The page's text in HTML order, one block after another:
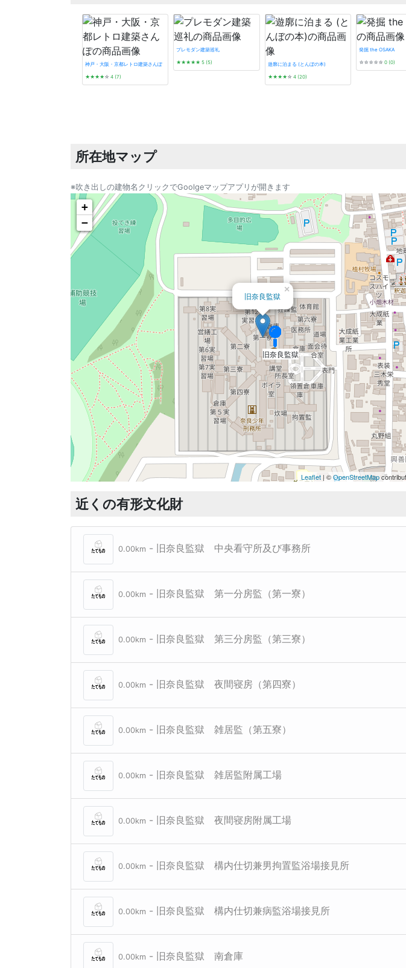
神戸・大阪・京都レトロ建築さんぽ
★★★★☆ 4 (7)
プレモダン建築巡礼
★★★★★ 5 (5) 遊廓に泊まる (とんぼの本)
★★★★☆ 4 (20)
発掘 the OSAKA
☆☆☆☆☆ 0 (0)
所在地マップ
※吹き出しの建物名クリックでGoolgeマップアプリが開きます
旧奈良監獄
旧奈良監獄
旧奈良監獄
旧奈良監獄
旧奈良監獄
旧奈良監獄
旧奈良監獄
旧奈良監獄
旧奈良監獄
旧奈良監獄
旧奈良監獄
×
+
−
Leaflet | ©OpenStreetMap
近くの有形文化財
0.00km - 旧奈良監獄 中央看守所及び事務所
0.00km - 旧奈良監獄 第一分房監（第一寮）
0.00km - 旧奈良監獄 第三分房監（第三寮）
0.00km - 旧奈良監獄 夜間寝房（第四寮）
0.00km - 旧奈良監獄 雑居監（第五寮）
0.00km - 旧奈良監獄 雑居監附属工場
0.00km - 旧奈良監獄 夜間寝房附属工場
0.00km - 旧奈良監獄 構内仕切兼男拘置監浴場接見所
0.00km - 旧奈良監獄 構内仕切兼病監浴場接見所
0.00km - 旧奈良監獄 南倉庫